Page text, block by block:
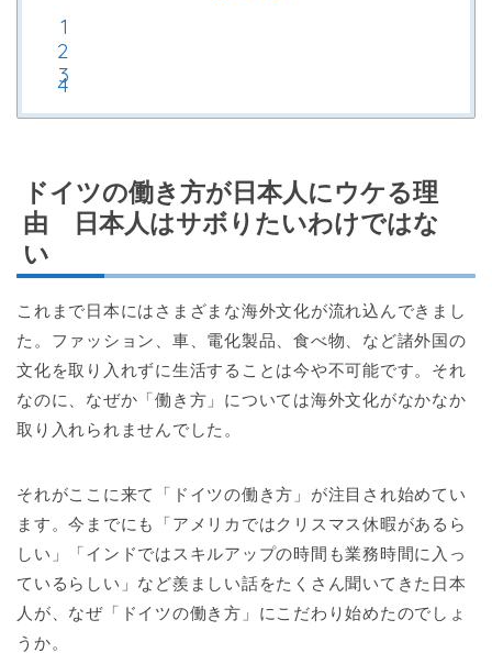
ドイツの働き方が日本人にウケる理
由 日本人はサボりたいわけではな
い
これまで日本にはさまざまな海外文化が流れ込んできまし
た。ファッション、車、電化製品、食べ物、など諸外国の
文化を取り入れずに生活することは今や不可能です。それ
なのに、なぜか「働き方」については海外文化がなかなか
取り入れられませんでした。
それがここに来て「ドイツの働き方」が注目され始めてい
ます。今までにも「アメリカではクリスマス休暇があるら
しい」「インドではスキルアップの時間も業務時間に入っ
ているらしい」など羨ましい話をたくさん聞いてきた日本
人が、なぜ「ドイツの働き方」にこだわり始めたのでしょ
うか。